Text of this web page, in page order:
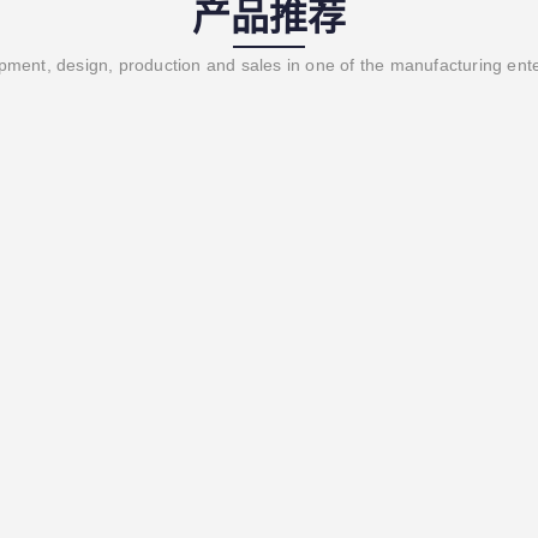
产品推荐
design, production and sales in one of the manufacturing